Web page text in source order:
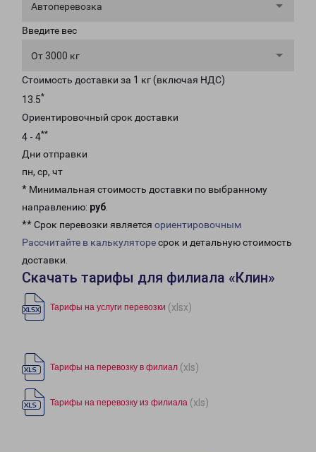
Автоперевозка
Введите вес
От 3000 кг
Стоимость доставки за 1 кг (включая НДС)
13.5*
Ориентировочный срок доставки
4 - 4**
Дни отправки
пн, ср, чт
* Минимальная стоимость доставки по выбранному
направлению: руб.
** Срок перевозки является ориентировочным
Рассчитайте в калькуляторесрок и детальную стоимость
доставки.
Скачать тарифы для филиала «Клин»
Тарифы на услуги перевозки (xlsx)
Тарифы на перевозку в филиал (xls)
Тарифы на перевозку из филиала (xls)